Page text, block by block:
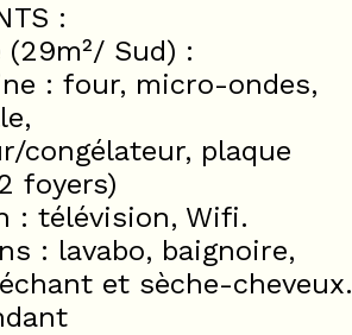
:
(29m²/ Sud) :
: four, micro-ondes,
congélateur, plaque
foyers)
: télévision, Wifi.
: lavabo, baignoire,
et sèche-cheveux.